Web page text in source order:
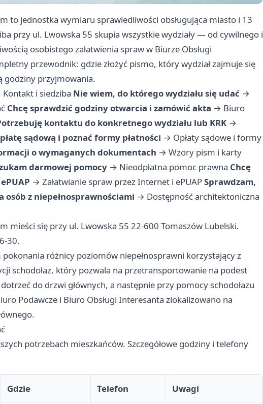
to jednostka wymiaru sprawiedliwości obsługująca miasto i 13
przy ul. Lwowska 55 skupia wszystkie wydziały — od cywilnego i
osobistego załatwienia spraw w Biurze Obsługi
przewodnik: gdzie złożyć pismo, który wydział zajmuje się
godziny przyjmowania.
Kontakt i siedziba Nie wiem, do którego wydziału się udać →
Chcę sprawdzić godziny otwarcia i zamówić akta → Biuro
kontaktu do konkretnego wydziału lub KRK →
sądową i poznać formy płatności → Opłaty sądowe i formy
o wymaganych dokumentach → Wzory pism i karty
darmowej pomocy → Nieodpłatna pomoc prawna Chcę
→ Załatwianie spraw przez Internet i ePUAPSprawdzam,
z niepełnosprawnościami → Dostępność architektoniczna
mieści się przy ul. Lwowska 55 22-600 Tomaszów Lubelski.
30.
różnicy poziomów niepełnosprawni korzystający z
schodołaz, który pozwala na przetransportowanie na podest
do drzwi głównych, a następnie przy pomocy schodołazu
Podawcze i Biuro Obsługi Interesanta zlokalizowano na
potrzebach mieszkańców. Szczegółowe godziny i telefony
Gdzie Telefon Uwagi